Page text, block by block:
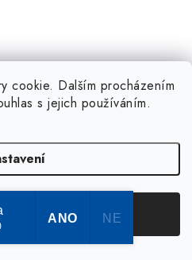
cookie. Dalším procházením
s jejich používáním.
ANO NE